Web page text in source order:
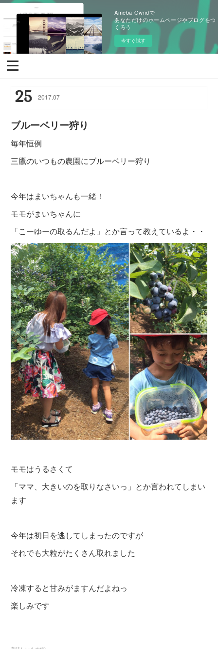
Ameba Owndで
あなただけのホームページやブログをつ
くろう
今すぐ試す
25 2017.07
ブルーベリー狩り
毎年恒例
三鷹のいつもの農園にブルーベリー狩り
今年はまいちゃんも一緒！
モモがまいちゃんに
「こーゆーの取るんだよ」とか言って教えているよ・・
モモはうるさくて
「ママ、大きいのを取りなさいっ」とか言われてしまい
ます
今年は初日を逃してしまったのですが
それでも大粒がたくさん取れました
冷凍すると甘みがますんだよねっ
楽しみです